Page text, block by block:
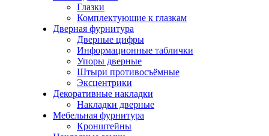
Глазки
Комплектующие к глазкам
Дверная фурнитура
Дверные цифры
Информационные таблички
Упоры дверные
Штыри противосъёмные
Эксцентрики
Декоративные накладки
Накладки дверные
Мебельная фурнитура
Кронштейны